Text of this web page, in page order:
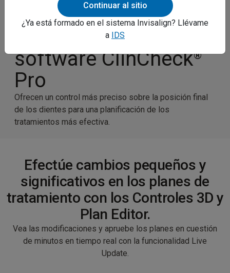
Controles 3D en el
software ClinCheck®
Pro
Ofrecen un control más preciso sobre la posición final
de los dientes para una planificación de los
tratamientos más efectiva.
Efectúe cambios pequeños y
significativos en los planes de
tratamiento con los Controles 3D y
Plan Editor.
Vea las modificaciones y apruebe los planes en cuestión
de minutos en tiempo real con la funcionalidad Live
Update.
Continuar al sitio
¿Ya está formado en el sistema Invisalign? Llévame
a IDS